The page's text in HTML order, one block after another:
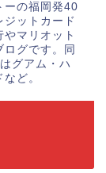
ーの福岡発40
ットカード
マリオット
グです。同
グアム・ハ
ど。